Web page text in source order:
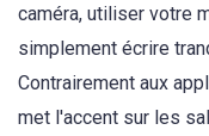
caméra, utiliser votre
simplement écrire
Contrairement aux
met l'accent sur les